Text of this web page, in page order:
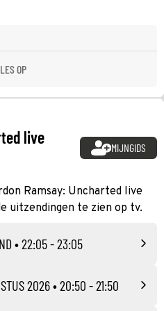
OP
live
MIJNGIDS
Ramsay: Uncharted live
uitzendingen te zien op tv.
• 22:05 - 23:05
2026• 20:50 - 21:50